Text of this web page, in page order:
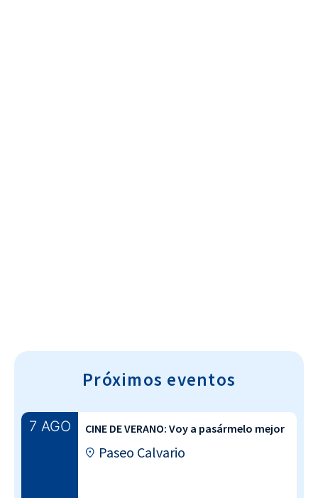
Próximos eventos
7 AGO CINE DE VERANO: Voy a pasármelo mejor
Paseo Calvario